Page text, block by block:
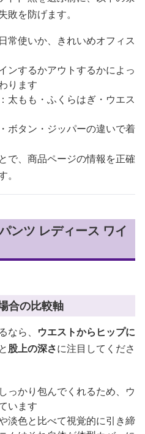
を防げます。
常使いか、きれいめオフィス
ンするかアウトするかによっ
ります
：太もも・ふくらはぎ・ウエス
ボタン・ジッパーの違いで着
で、商品ページの情報を正確
ンツ レディース ワイ
合の比較軸
ら、 ウエストからヒップに
と股上の深さに注目してくださ
っかり包んでくれるため、ウ
います
淡色と比べて視覚的に引き締